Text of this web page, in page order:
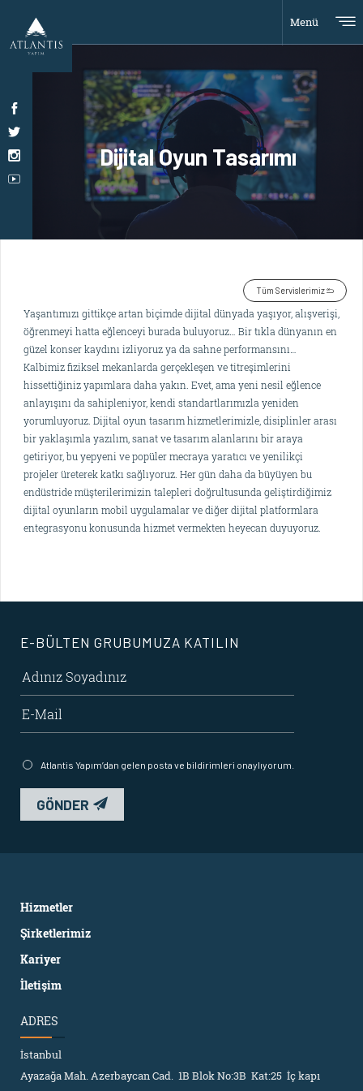
Menü
Dijital Oyun Tasarımı
Tüm Servislerimiz
Yaşantımızı gittikçe artan biçimde dijital dünyada yaşıyor, alışverişi,
öğrenmeyi hatta eğlenceyi burada buluyoruz… Bir tıkla dünyanın en
güzel konser kaydını izliyoruz ya da sahne performansını…
Kalbimiz fiziksel mekanlarda gerçekleşen ve titreşimlerini
hissettiğiniz yapımlara daha yakın. Evet, ama yeni nesil eğlence
anlayışını da sahipleniyor, kendi standartlarımızla yeniden
yorumluyoruz. Dijital oyun tasarım hizmetlerimizle, disiplinler arası
bir yaklaşımla yazılım, sanat ve tasarım alanlarını bir araya
getiriyor, bu yepyeni ve popüler mecraya yaratıcı ve yenilikçi
projeler üreterek katkı sağlıyoruz. Her gün daha da büyüyen bu
endüstride müşterilerimizin talepleri doğrultusunda geliştirdiğimiz
dijital oyunların mobil uygulamalar ve diğer dijital platformlara
entegrasyonu konusunda hizmet vermekten heyecan duyuyoruz.
E-BÜLTEN GRUBUMUZA KATILIN
Atlantis Yapım’dan gelen posta ve bildirimleri onaylıyorum.
GÖNDER
Hizmetler
Şirketlerimiz
Kariyer
İletişim
ADRES
İstanbul
Ayazağa Mah. Azerbaycan Cad. 1B Blok No:3B Kat:25 İç kapı